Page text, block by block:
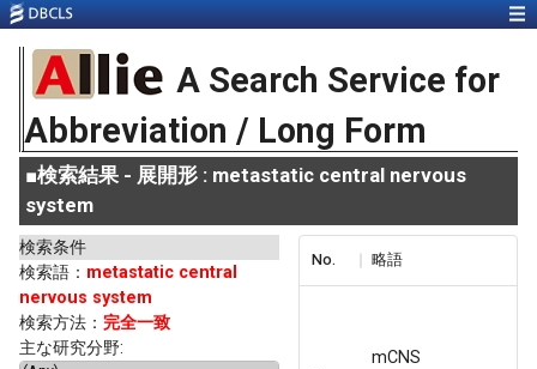
A Search Service for
Abbreviation / Long Form
■検索結果 - 展開形 : metastatic central nervous
system
検索条件
検索語： metastatic central
nervous system
検索方法： 完全一致
主な研究分野:
No. 略語
mCNS